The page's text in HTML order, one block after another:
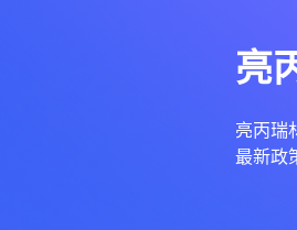
基于市
回放
亮
亮丙瑞
最新政